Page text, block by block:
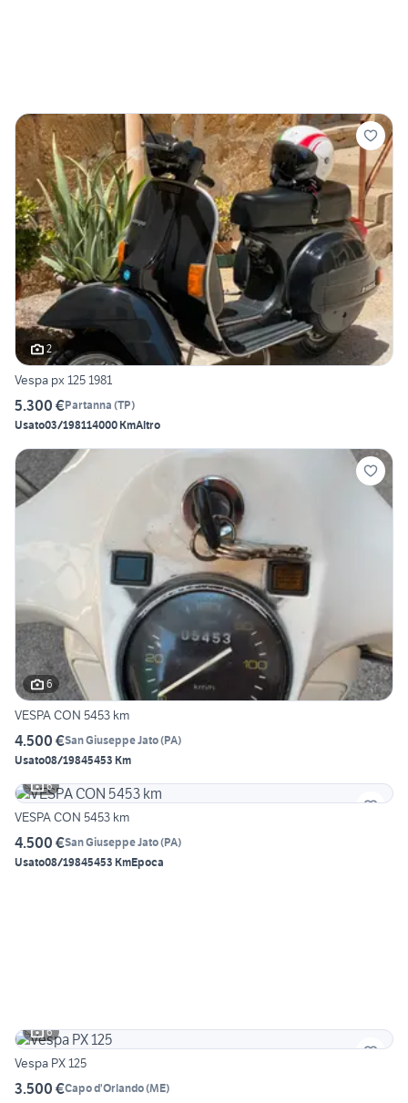
2
Vespa px 125 1981
5.300 €Partanna (TP)
Usato03/198114000 KmAltro
6
VESPA CON 5453 km
4.500 €San Giuseppe Jato(PA)
Usato08/19845453 Km
6
VESPA CON 5453 km
4.500 €San Giuseppe Jato(PA)
Usato08/19845453 KmEpoca
6
Vespa PX 125
3.500 €Capo d'Orlando(ME)